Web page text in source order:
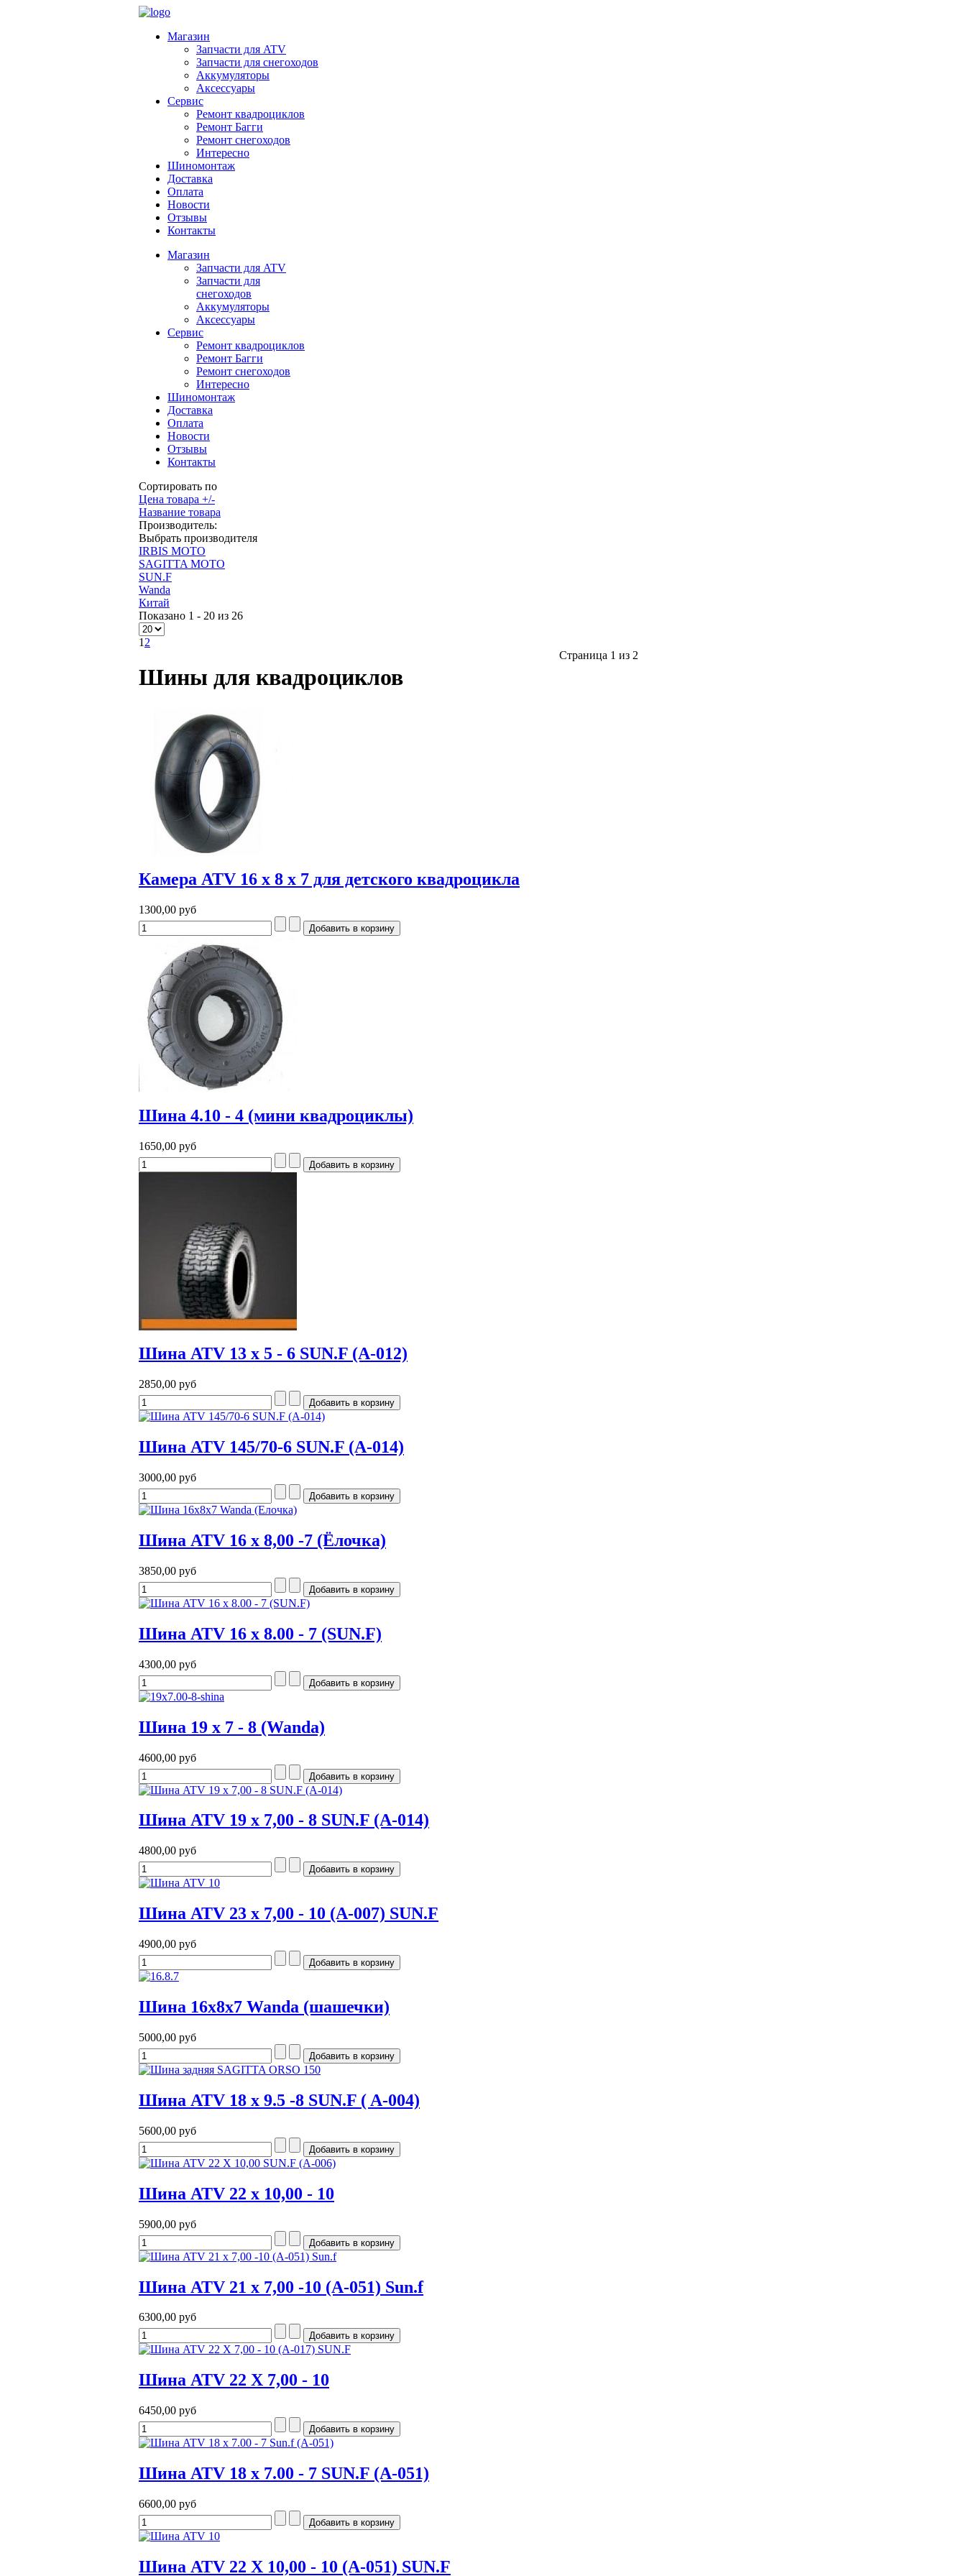
Магазин
Запчасти для ATV
Запчасти для снегоходов
Аккумуляторы
Аксессуары
Сервис
Ремонт квадроциклов
Ремонт Багги
Ремонт снегоходов
Интересно
Шиномонтаж
Доставка
Оплата
Новости
Отзывы
Контакты
Магазин
Запчасти для ATV
Запчасти для
снегоходов
Аккумуляторы
Аксессуары
Сервис
Ремонт квадроциклов
Ремонт Багги
Ремонт снегоходов
Интересно
Шиномонтаж
Доставка
Оплата
Новости
Отзывы
Контакты
Сортировать по
Цена товара +/-
Название товара
Производитель:
Выбрать производителя
IRBIS MOTO
SAGITTA MOTO
SUN.F
Wanda
Китай
Показано 1 - 20 из 26
1 2
Страница 1 из 2
Шины для квадроциклов
Камера ATV 16 x 8 x 7 для детского квадроцикла
1300,00 руб
Шина 4.10 - 4 (мини квадроциклы)
1650,00 руб
Шина ATV 13 x 5 - 6 SUN.F (A-012)
2850,00 руб
Шина ATV 145/70-6 SUN.F (A-014)
3000,00 руб
Шина ATV 16 x 8,00 -7 (Ёлочка)
3850,00 руб
Шина ATV 16 x 8.00 - 7 (SUN.F)
4300,00 руб
Шина 19 x 7 - 8 (Wanda)
4600,00 руб
Шина ATV 19 x 7,00 - 8 SUN.F (A-014)
4800,00 руб
Шина ATV 23 x 7,00 - 10 (A-007) SUN.F
4900,00 руб
Шина 16x8x7 Wanda (шашечки)
5000,00 руб
Шина ATV 18 x 9.5 -8 SUN.F ( A-004)
5600,00 руб
Шина ATV 22 x 10,00 - 10
5900,00 руб
Шина ATV 21 x 7,00 -10 (A-051) Sun.f
6300,00 руб
Шина ATV 22 Х 7,00 - 10
6450,00 руб
Шина ATV 18 x 7.00 - 7 SUN.F (A-051)
6600,00 руб
Шина ATV 22 Х 10,00 - 10 (A-051) SUN.F